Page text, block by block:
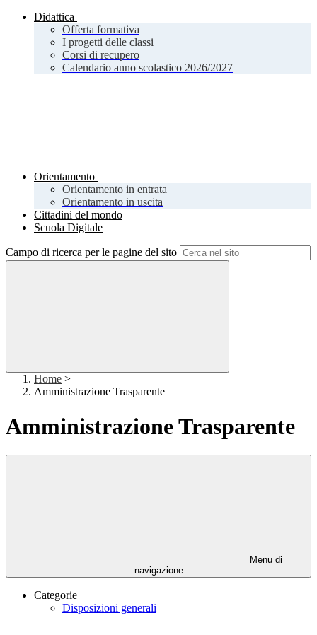
Didattica
Offerta formativa
I progetti delle classi
Corsi di recupero
Calendario anno scolastico 2026/2027
Orientamento
Orientamento in entrata
Orientamento in uscita
Cittadini del mondo
Scuola Digitale
Campo di ricerca per le pagine del sito
Home >
Amministrazione Trasparente
Amministrazione Trasparente
Menu di
navigazione
Categorie
Disposizioni generali